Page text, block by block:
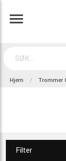
Hjem Trommer
Filter